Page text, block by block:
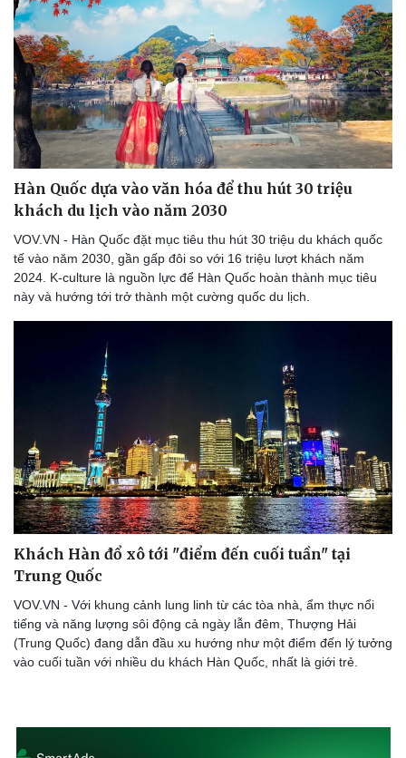
Sức khỏe
Dinh dưỡng - món ngon
Cây thuốc
Sản phụ khoa
Nhi khoa
Nam khoa
Đời sống
Blog
Tình yêu - Gia đình
Hàn Quốc dựa vào văn hóa để thu hút 30 triệu
khách du lịch vào năm 2030
VOV.VN - Hàn Quốc đặt mục tiêu thu hút 30 triệu du khách quốc
tế vào năm 2030, gần gấp đôi so với 16 triệu lượt khách năm
2024. K-culture là nguồn lực để Hàn Quốc hoàn thành mục tiêu
này và hướng tới trở thành một cường quốc du lịch.
Khách Hàn đổ xô tới "điểm đến cuối tuần" tại
Trung Quốc
VOV.VN - Với khung cảnh lung linh từ các tòa nhà, ẩm thực nổi
tiếng và năng lượng sôi động cả ngày lẫn đêm, Thượng Hải
(Trung Quốc) đang dẫn đầu xu hướng như một điểm đến lý tưởng
vào cuối tuần với nhiều du khách Hàn Quốc, nhất là giới trẻ.